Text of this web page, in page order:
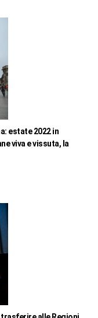
estate 2022 in
viva e vissuta, la